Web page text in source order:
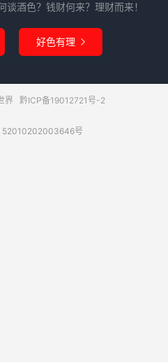
酒色？钱财何来？理财而来！
好色有理 
界 黔ICP备19012721号-2
52010202003646号